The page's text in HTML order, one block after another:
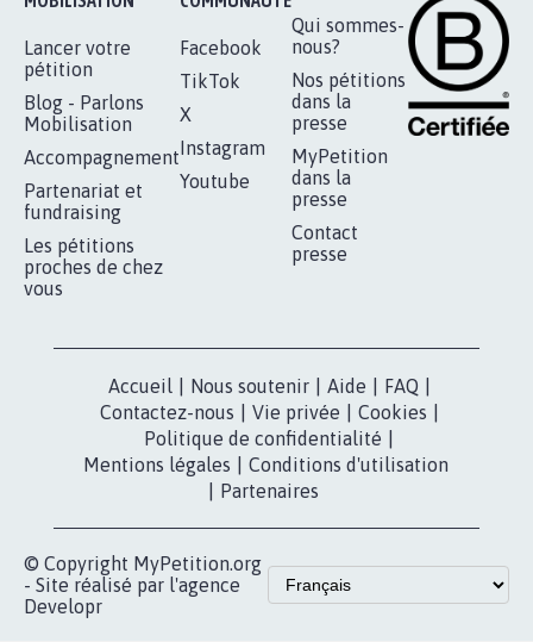
Lancer votre
pétition
Blog - Parlons
Mobilisation
Accompagnement
Partenariat et
fundraising
Les pétitions
proches de chez
vous
Facebook
TikTok
X
Instagram
Youtube
Qui sommes-
nous?
Nos pétitions
dans la
presse
MyPetition
dans la
presse
Contact
presse
Accueil Nous soutenir Aide FAQ
Contactez-nous
Vie privée Cookies
Politique de confidentialité
Mentions légales
Conditions d'utilisation
Partenaires
© Copyright MyPetition.org
- Site réalisé par l'agence
Developr